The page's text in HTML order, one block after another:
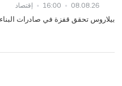
08.08.26
16:00 إقتصاد
بيلاروس تحقق قفزة في صادرات البناء بقيمة 4.9